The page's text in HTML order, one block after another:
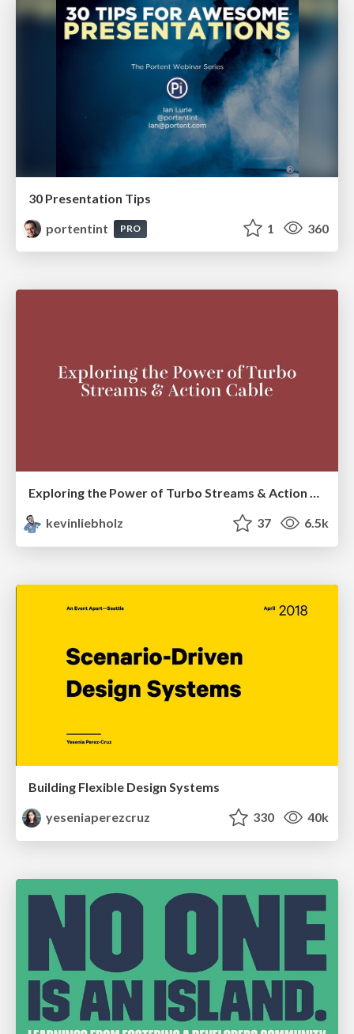
30 Presentation Tips
portentint
PRO 1 360
Exploring the Power of Turbo Streams & Action Cable | RailsConf2023
kevinliebholz
37 6.5k
Building Flexible Design Systems
yeseniaperezcruz
330 40k